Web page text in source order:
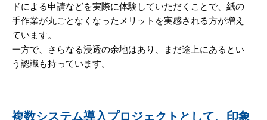
ドによる申請などを実際に体験していただくことで、紙の
手作業が丸ごとなくなったメリットを実感される方が増え
ています。
一方で、さらなる浸透の余地はあり、まだ途上にあるとい
う認識も持っています。
複数システム導入プロジェクトとして、印象